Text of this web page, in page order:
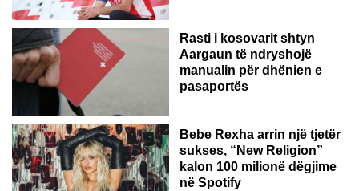
Rasti i kosovarit shtyn
Aargaun të ndryshojë
manualin për dhënien e
pasaportës
Bebe Rexha arrin një tjetër
sukses, “New Religion”
kalon 100 milionë dëgjime
në Spotify